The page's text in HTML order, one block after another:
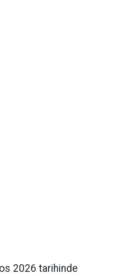
2026 tarihinde